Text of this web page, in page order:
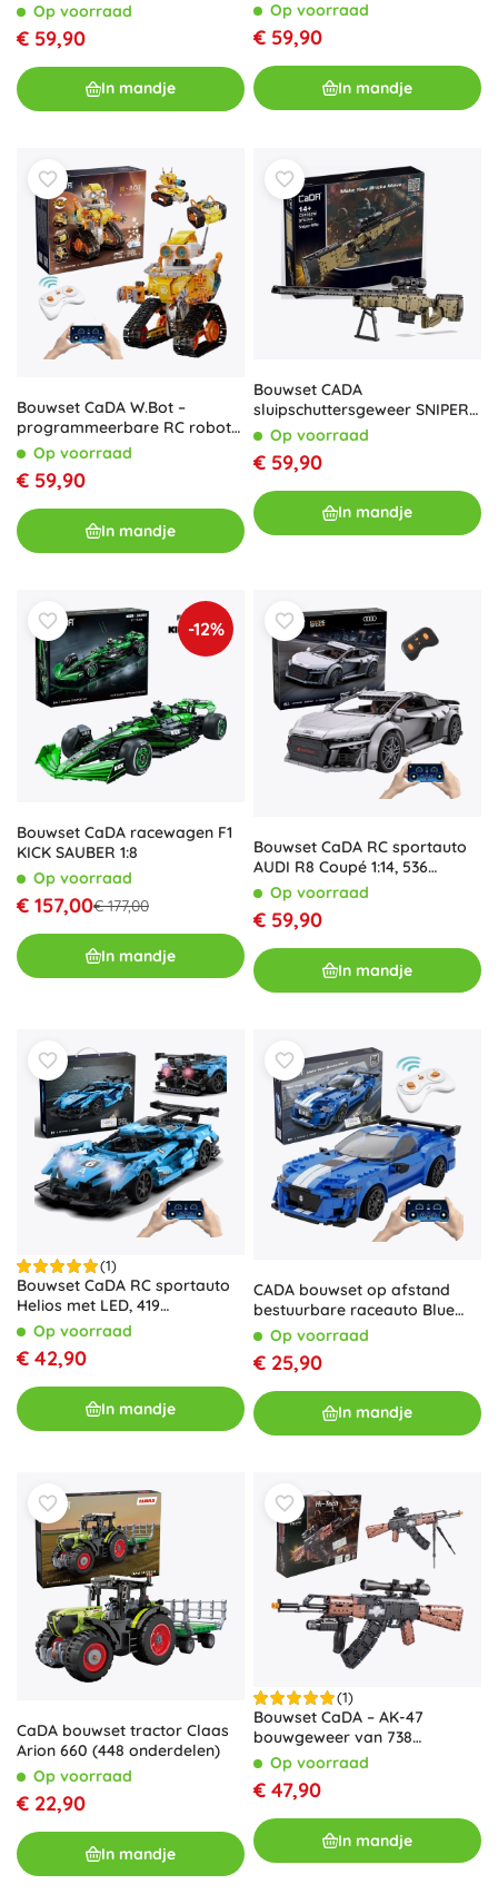
gelicentieerd model FC
BARCELONA, 728 onderdelen
Op voorraad
€ 59,90
In mandje
Op voorraad
€ 59,90
In mandje
Bouwset CaDA W.Bot –
programmeerbare RC robot
3-in-1 (455 stukjes)
Op voorraad
€ 59,90
In mandje
Bouwset CADA
sluipschuttersgeweer SNIPER
RIFLE 978 stukjes
Op voorraad
€ 59,90
In mandje
-12%
Bouwset CaDA racewagen F1
KICK SAUBER 1:8
Op voorraad
€ 157,00€ 177,00
In mandje
Bouwset CaDA RC sportauto
AUDI R8 Coupé 1:14, 536
stukjes
Op voorraad
€ 59,90
In mandje
(1)
Bouwset CaDA RC sportauto
Helios met LED, 419
onderdelen
Op voorraad
€ 42,90
In mandje
CADA bouwset op afstand
bestuurbare raceauto Blue
Knight 500, 325 stukjes
Op voorraad
€ 25,90
In mandje
CaDA bouwset tractor Claas
Arion 660 (448 onderdelen)
Op voorraad
€ 22,90
In mandje
(1)
Bouwset CaDA – AK-47
bouwgeweer van 738
onderdelen
Op voorraad
€ 47,90
In mandje